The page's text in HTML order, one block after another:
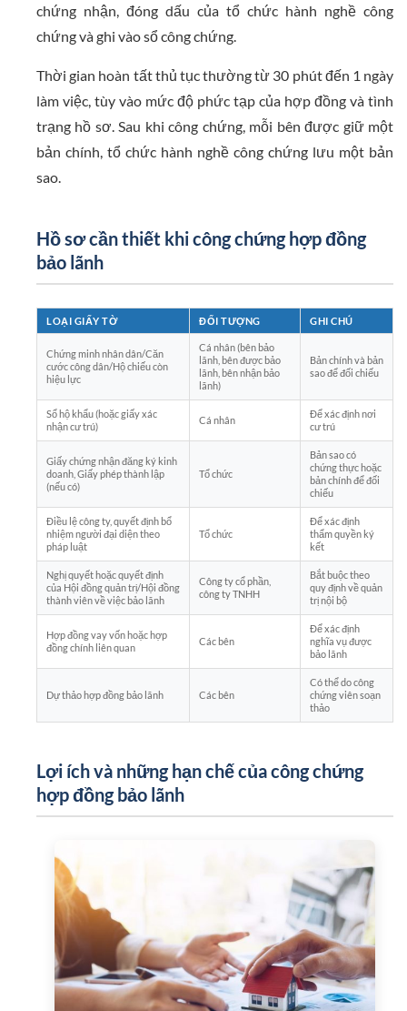
chứng nhận, đóng dấu của tổ chức hành nghề công
chứng và ghi vào sổ công chứng.
Thời gian hoàn tất thủ tục thường từ 30 phút đến 1 ngày
làm việc, tùy vào mức độ phức tạp của hợp đồng và tình
trạng hồ sơ. Sau khi công chứng, mỗi bên được giữ một
bản chính, tổ chức hành nghề công chứng lưu một bản
sao.
Hồ sơ cần thiết khi công chứng hợp đồng
bảo lãnh
LOẠI GIẤY TỜ ĐỐI TƯỢNG GHI CHÚ
Chứng minh nhân dân/Căn
cước công dân/Hộ chiếu còn
hiệu lực
Cá nhân (bên bảo
lãnh, bên được bảo
lãnh, bên nhận bảo
lãnh)
Bản chính và bản
sao để đối chiếu
Sổ hộ khẩu (hoặc giấy xác
nhận cư trú)
Cá nhân
Để xác định nơi
cư trú
Giấy chứng nhận đăng ký kinh
doanh, Giấy phép thành lập
(nếu có)
Tổ chức
Bản sao có
chứng thực hoặc
bản chính để đối
chiếu
Điều lệ công ty, quyết định bổ
nhiệm người đại diện theo
pháp luật
Tổ chức
Để xác định
thẩm quyền ký
kết
Nghị quyết hoặc quyết định
của Hội đồng quản trị/Hội đồng
thành viên về việc bảo lãnh
Công ty cổ phần,
công ty TNHH
Bắt buộc theo
quy định về quản
trị nội bộ
Hợp đồng vay vốn hoặc hợp
đồng chính liên quan
Các bên
Để xác định
nghĩa vụ được
bảo lãnh
Dự thảo hợp đồng bảo lãnh Các bên
Có thể do công
chứng viên soạn
thảo
Lợi ích và những hạn chế của công chứng
hợp đồng bảo lãnh